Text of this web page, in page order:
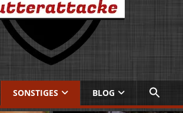
SONSTIGES BLOG